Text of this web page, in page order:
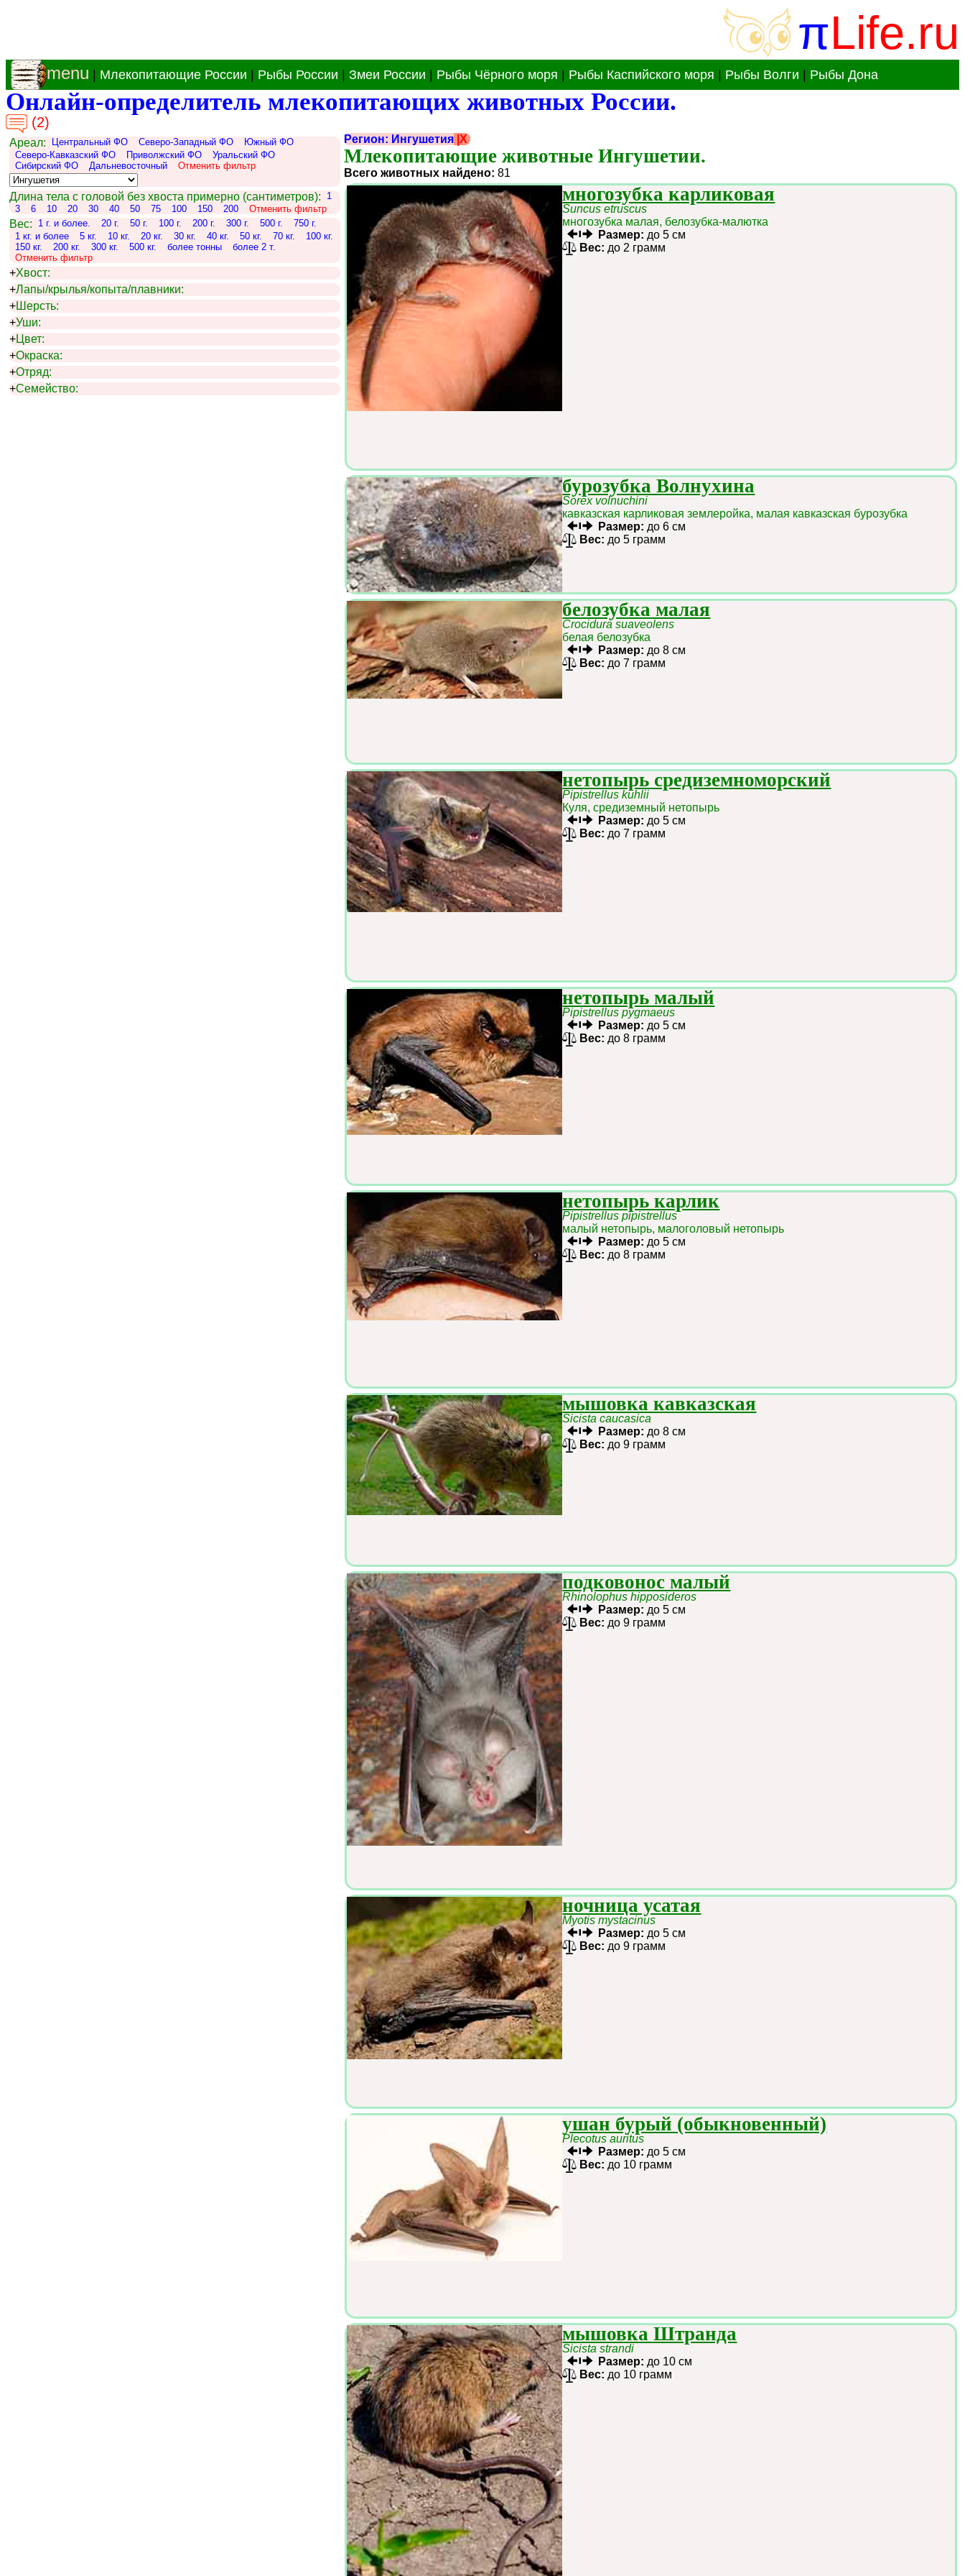
πLife.ru
menu Млекопитающие России Рыбы России Змеи России Рыбы Чёрного моря Рыбы Каспийского моря Рыбы Волги Рыбы Дона
Онлайн-определитель млекопитающих животных России.
(2)
Ареал: Центральный ФО Северо-Западный ФО
Южный ФО
Северо-Кавказский ФО
Приволжский ФО
Уральский ФО
Сибирский ФО
Дальневосточный Отменить фильтр
Длина тела с головой без хвоста примерно (сантиметров):
1
3
6 10 20 30 40 50 75 100 150 200 Отменить фильтр
Вес: 1 г. и более. 20 г. 50 г. 100 г. 200 г. 300 г. 500 г.
750 г.
1 кг. и более
5 кг. 10 кг. 20 кг. 30 кг. 40 кг. 50 кг. 70 кг.
100 кг.
150 кг.
200 кг. 300 кг. 500 кг. более тонны
более 2 т.
Отменить фильтр
+Хвост:
+Лапы/крылья/копыта/плавники:
+Шерсть:
+Уши:
+Цвет:
+Окраска:
+Отряд:
+Семейство:
Регион: Ингушетия |X
Млекопитающие животные Ингушетии.
Всего животных найдено: 81
многозубка карликовая
Suncus etruscus
многозубка малая, белозубка-малютка
Размер: до 5 см
Вес: до 2 грамм
бурозубка Волнухина
Sorex volnuchini
кавказская карликовая землеройка, малая кавказская бурозубка
Размер: до 6 см
Вес: до 5 грамм
белозубка малая
Crocidura suaveolens
белая белозубка
Размер: до 8 см
Вес: до 7 грамм
нетопырь средиземноморский
Pipistrellus kuhlii
Куля, средиземный нетопырь
Размер: до 5 см
Вес: до 7 грамм
нетопырь малый
Pipistrellus pygmaeus
Размер: до 5 см
Вес: до 8 грамм
нетопырь карлик
Pipistrellus pipistrellus
малый нетопырь, малоголовый нетопырь
Размер: до 5 см
Вес: до 8 грамм
мышовка кавказская
Sicista caucasica
Размер: до 8 см
Вес: до 9 грамм
подковонос малый
Rhinolophus hipposideros
Размер: до 5 см
Вес: до 9 грамм
ночница усатая
Myotis mystacinus
Размер: до 5 см
Вес: до 9 грамм
ушан бурый (обыкновенный)
Plecotus auritus
Размер: до 5 см
Вес: до 10 грамм
мышовка Штранда
Sicista strandi
Размер: до 10 см
Вес: до 10 грамм